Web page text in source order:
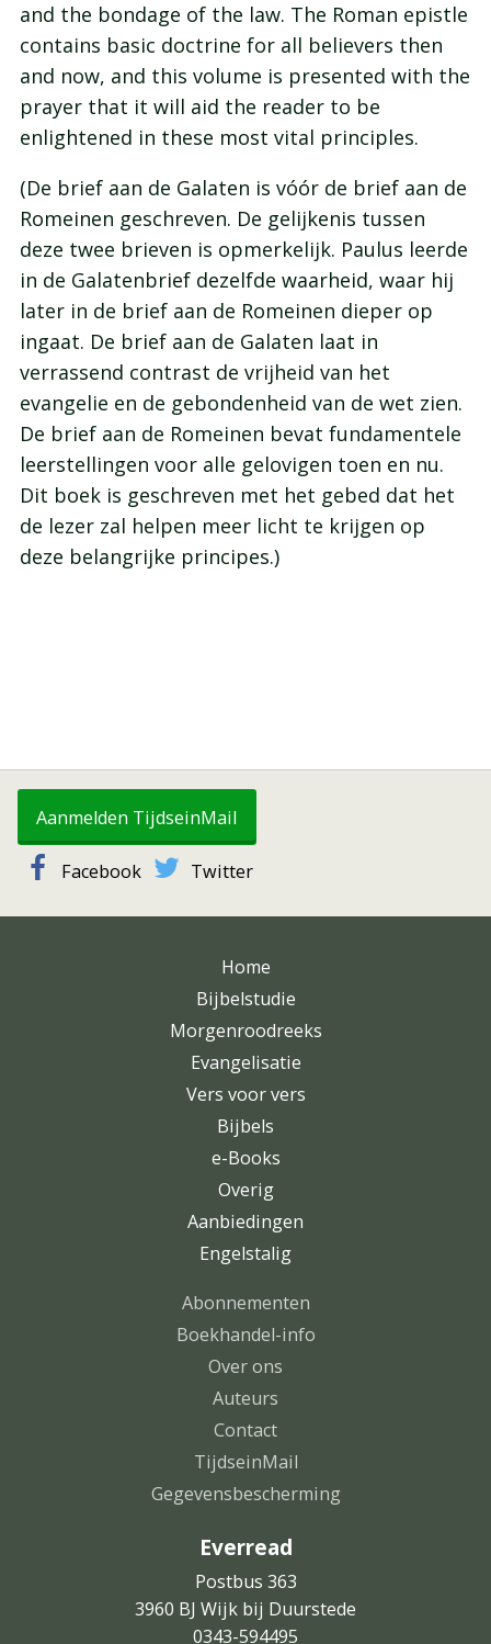
and the bondage of the law. The Roman epistle
contains basic doctrine for all believers then
and now, and this volume is presented with the
prayer that it will aid the reader to be
enlightened in these most vital principles.
(De brief aan de Galaten is vóór de brief aan de
Romeinen geschreven. De gelijkenis tussen
deze twee brieven is opmerkelijk. Paulus leerde
in de Galatenbrief dezelfde waarheid, waar hij
later in de brief aan de Romeinen dieper op
ingaat. De brief aan de Galaten laat in
verrassend contrast de vrijheid van het
evangelie en de gebondenheid van de wet zien.
De brief aan de Romeinen bevat fundamentele
leerstellingen voor alle gelovigen toen en nu.
Dit boek is geschreven met het gebed dat het
de lezer zal helpen meer licht te krijgen op
deze belangrijke principes.)
Aanmelden TijdseinMail
Facebook Twitter
Home
Bijbelstudie
Morgenroodreeks
Evangelisatie
Vers voor vers
Bijbels
e-Books
Overig
Aanbiedingen
Engelstalig
Abonnementen
Boekhandel-info
Over ons
Auteurs
Contact
TijdseinMail
Gegevensbescherming
Everread
Postbus 363
3960 BJ Wijk bij Duurstede
0343-594495